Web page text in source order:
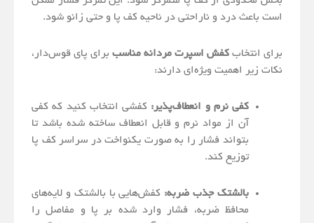
است باعث درد و ناراحتی در ناحیه کف پا و حتی زانو شود.
برای انتخاب کفش اسپرت مردانه مناسب برای پای قوس‌دار،
نکات زیر اهمیت ویژه‌ای دارند:
کفی نرم و انعطاف‌پذیر: کفشی انتخاب کنید که کفی
آن از مواد نرم و قابل انعطاف ساخته شده باشد تا
بتواند فشار را به صورت یکنواخت در سراسر کف پا
توزیع کند.
بالشتک جذب ضربه: کفش‌هایی با بالشتک و لایه‌های
محافظ ضربه، فشار وارد شده بر پا و مفاصل را